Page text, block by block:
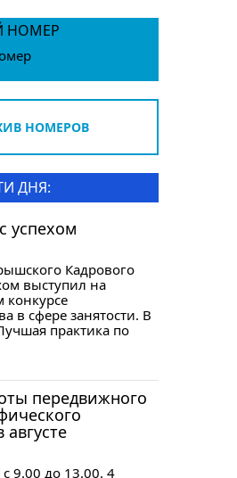
НОМЕР
НОМЕРОВ
ДНЯ:
успехом
Кадрового
выступил на
конкурсе
в сфере занятости. В
практика по
передвижного
августе
9.00 до 13.00. 4